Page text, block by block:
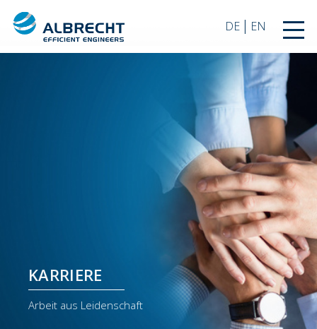
DE | EN
KARRIERE
Arbeit aus Leidenschaft